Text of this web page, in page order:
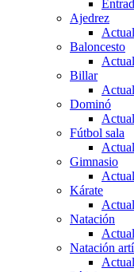
Ajedrez
Baloncesto
Billar
Dominó
Fútbol sala
Gimnasio
Kárate
Natación
Natación